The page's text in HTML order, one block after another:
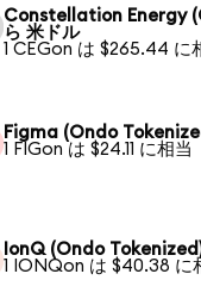
Constellation Energy
ら 米ドル
1 CEGon は $265.44 に
Figma (Ondo
1 FIGon は $24.11 に相当
IonQ (Ondo
1 IONQon は $40.38 に